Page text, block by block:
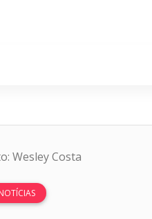
Wesley Costa